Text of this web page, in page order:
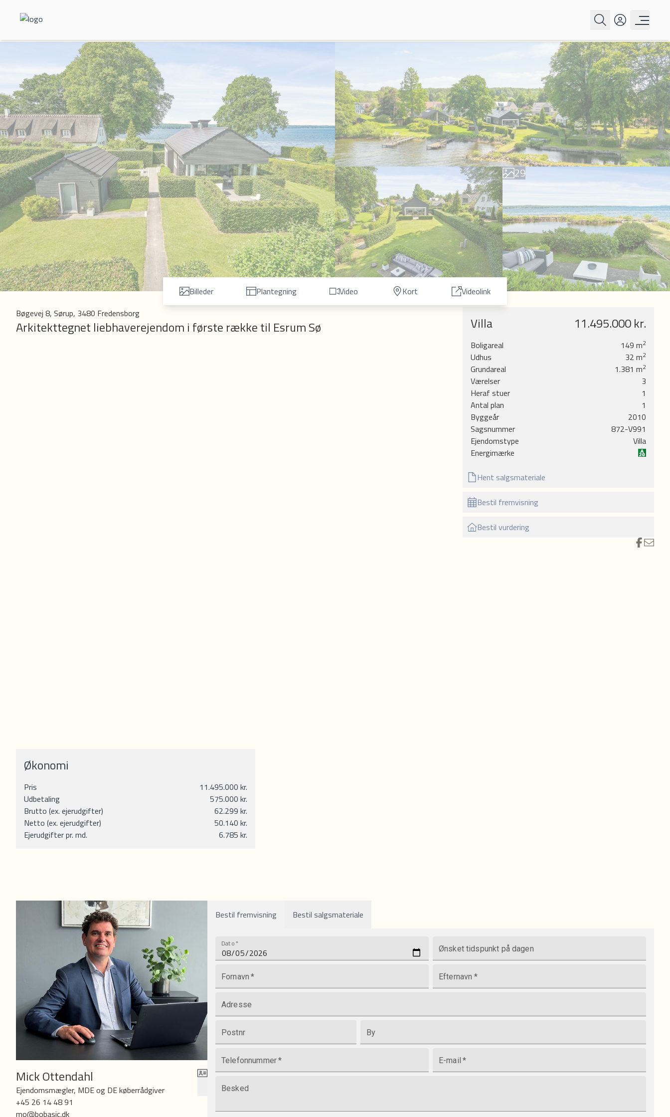
0
1
2
3
5
6
7
8
9
2
3
4
5
6
7
8
9
Billeder Plantegning Video Kort
Videolink
Bøgevej 8, Sørup, 3480 Fredensborg
Arkitekttegnet liebhaverejendom i første række til Esrum Sø Villa 11.495.000 kr.
Boligareal 149 m2
Udhus 32 m2
Grundareal 1.381 m2
Værelser
3
Heraf stuer
1
Antal plan
1
Byggeår
2010
Sagsnummer
872-V991
Ejendomstype
Villa
Energimærke
Hent salgsmateriale
Bestil fremvisning
Bestil vurdering
Økonomi
Pris
11.495.000 kr.
Udbetaling
575.000 kr.
Brutto (ex. ejerudgifter)
62.299 kr.
Netto (ex. ejerudgifter)
50.140 kr.
Ejerudgifter pr. md.
6.785 kr.
Mick Ottendahl
Ejendomsmægler, MDE og DE køberrådgiver
+45 26 14 48 91
mo@bobasic.dk
Bestil fremvisning Bestil salgsmateriale
Dato *
Ønsket tidspunkt på dagen
Fornavn * Efternavn *
Adresse
Postnr By
Telefonnummer* E-mail *
Besked